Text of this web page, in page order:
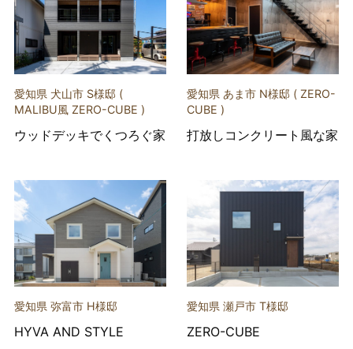
愛知県 犬山市 S様邸 (
MALIBU風 ZERO-CUBE )
ウッドデッキでくつろぐ家
愛知県 あま市 N様邸 ( ZERO-
CUBE )
打放しコンクリート風な家
愛知県 弥富市 H様邸
HYVA AND STYLE
愛知県 瀬戸市 T様邸
ZERO-CUBE